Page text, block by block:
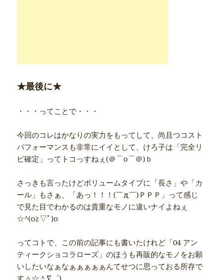
★最後に★
・・・ってことで・・・
今回のコレはかなりの実力をもってして、尚且つコスト
パフォーマンスも非常にイイとして、けろ子は「完全リ
ピ確定」ってトコっすねぇ(＠⌒ο⌒＠)ｂ
さっきも言ったけどボリュームタイプに「長さ」や「カ
ール」もさぁ、「あっ！！！(￣д￣)ＰＰＰ」って感じ
で見た目でわかるのは貴重なモノに違いナイよねぇ
☆^(o≧▽ﾟ)o
ってコトで、この前の記事にも書いたけれど「04 アン
ティークショコラローズ」のほうも再販的なモノをお願
いしたいなぁなぁぁぁぁぁんてせつに思っておる所存で
すぅ☆＾∇゜)